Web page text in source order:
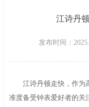
江诗丹
发布时间：
江诗丹顿走快，作为高
准度备受钟表爱好者的关